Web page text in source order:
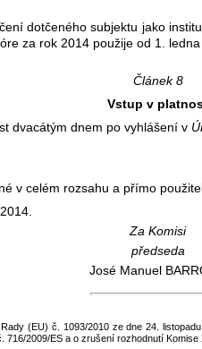
dotčeného subjektu jako
za rok 2014 použije od 1.
Článek 8
Vstup v
dvacátým dnem po vyhlášení v
v celém rozsahu a přímo
Za Komisi
předseda
José Manuel
(EU) č. 1093/2010 ze dne 24.
2009/ES a o zrušení rozhodnutí Komise